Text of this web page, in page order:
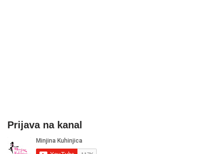
Prijava na kanal